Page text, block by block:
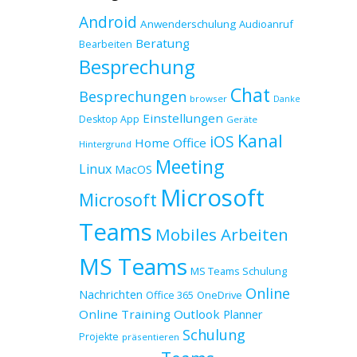
Android Anwenderschulung Audioanruf
Bearbeiten Beratung
Besprechung
Besprechungen browser Chat Danke
Desktop App Einstellungen Geräte
Hintergrund Home Office iOS Kanal
Linux MacOS Meeting
Microsoft Microsoft
Teams Mobiles Arbeiten
MS Teams MS Teams Schulung
Nachrichten Office 365 OneDrive Online
Online Training Outlook Planner
Projekte präsentieren Schulung